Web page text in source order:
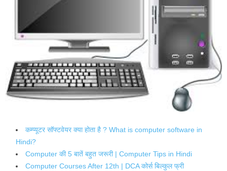
कम्प्यूटर सॉफ्टवेयर क्या होता है ? What is computer software in
Hindi?
Computer की 5 बातें बहुत जरूरी | Computer Tips in Hindi
Computer Courses After 12th | DCA कोर्स बिल्कुल फ्री